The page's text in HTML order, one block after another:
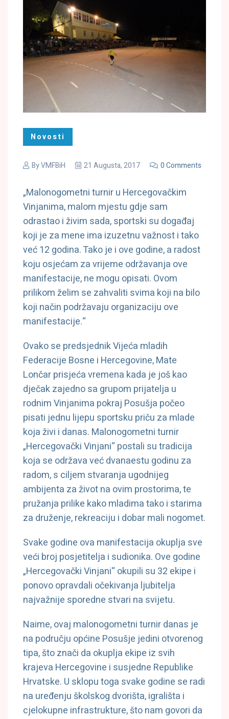
Novosti
ByVMFBiH 21 Augusta, 2017 0 Comments
„Malonogometni turnir u Hercegovačkim
Vinjanima, malom mjestu gdje sam
odrastao i živim sada, sportski su događaj
koji je za mene ima izuzetnu važnost i tako
već 12 godina. Tako je i ove godine, a radost
koju osjećam za vrijeme održavanja ove
manifestacije, ne mogu opisati. Ovom
prilikom želim se zahvaliti svima koji na bilo
koji način podržavaju organizaciju ove
manifestacije.“
Ovako se predsjednik Vijeća mladih
Federacije Bosne i Hercegovine, Mate
Lončar prisjeća vremena kada je još kao
dječak zajedno sa grupom prijatelja u
rodnim Vinjanima pokraj Posušja počeo
pisati jednu lijepu sportsku priču za mlade
koja živi i danas. Malonogometni turnir
„Hercegovački Vinjani“ postali su tradicija
koja se održava već dvanaestu godinu za
radom, s ciljem stvaranja ugodnijeg
ambijenta za život na ovim prostorima, te
pružanja prilike kako mladima tako i starima
za druženje, rekreaciju i dobar mali nogomet.
Svake godine ova manifestacija okuplja sve
veći broj posjetitelja i sudionika. Ove godine
„Hercegovački Vinjani“ okupili su 32 ekipe i
ponovo opravdali očekivanja ljubitelja
najvažnije sporedne stvari na svijetu.
Naime, ovaj malonogometni turnir danas je
na području općine Posušje jedini otvorenog
tipa, što znači da okuplja ekipe iz svih
krajeva Hercegovine i susjedne Republike
Hrvatske. U sklopu toga svake godine se radi
na uređenju školskog dvorišta, igrališta i
cjelokupne infrastrukture, što nam govori da